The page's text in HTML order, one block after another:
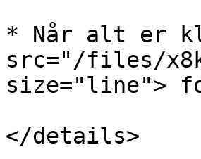
* Når alt er
src="/files/
size="line">
</details>